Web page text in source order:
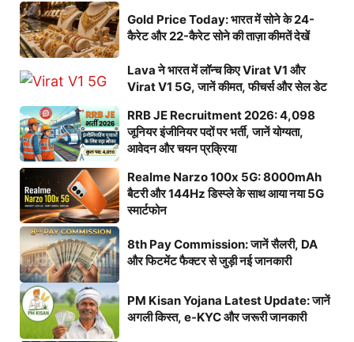
Gold Price Today: भारत में सोने के 24-
कैरेट और 22-कैरेट सोने की ताज़ा कीमतें देखें
Lava ने भारत में लॉन्च किए Virat V1 और
Virat V1 5G, जानें कीमत, फीचर्स और सेल डेट
RRB JE Recruitment 2026: 4,098
जूनियर इंजीनियर पदों पर भर्ती, जानें योग्यता,
आवेदन और चयन प्रक्रिया
Realme Narzo 100x 5G: 8000mAh
बैटरी और 144Hz डिस्प्ले के साथ आया नया 5G
स्मार्टफोन
8th Pay Commission: जानें सैलरी, DA
और फिटमेंट फैक्टर से जुड़ी नई जानकारी
PM Kisan Yojana Latest Update: जानें
अगली किस्त, e-KYC और जरूरी जानकारी